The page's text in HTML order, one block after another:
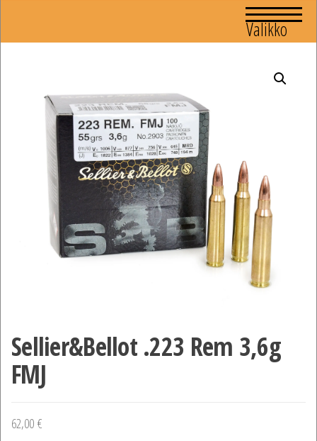
Valikko
Sellier&Bellot .223 Rem 3,6g
FMJ
62,00 €